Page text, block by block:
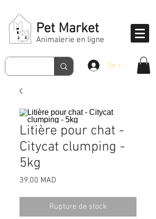
Pet Market
Animalerie en ligne
Se connecter
Litière pour chat -
Citycat clumping -
5kg
39,00 MAD
Rupture de stock